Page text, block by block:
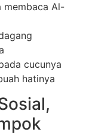
membaca Al-
cucunya
hatinya